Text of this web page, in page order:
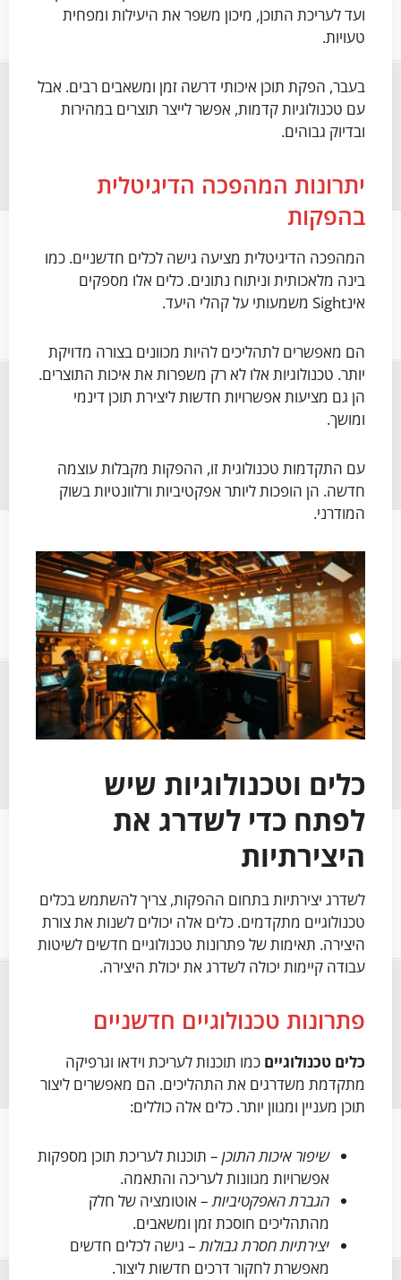
ועד לעריכת התוכן, מיכון משפר את היעילות ומפחית
טעויות.
בעבר, הפקת תוכן איכותי דרשה זמן ומשאבים רבים. אבל
עם טכנולוגיות קדמות, אפשר לייצר תוצרים במהירות
ובדיוק גבוהים.
יתרונות המהפכה הדיגיטלית
בהפקות
המהפכה הדיגיטלית מציעה גישה לכלים חדשניים. כמו
בינה מלאכותית וניתוח נתונים. כלים אלו מספקים
אינSight משמעותי על קהלי היעד.
הם מאפשרים לתהליכים להיות מכוונים בצורה מדויקת
יותר. טכנולוגיות אלו לא רק משפרות את איכות התוצרים.
הן גם מציעות אפשרויות חדשות ליצירת תוכן דינמי
ומושך.
עם התקדמות טכנולוגית זו, ההפקות מקבלות עוצמה
חדשה. הן הופכות ליותר אפקטיביות ורלוונטיות בשוק
המודרני.
כלים וטכנולוגיות שיש
לפתח כדי לשדרג את
היצירתיות
לשדרג יצירתיות בתחום ההפקות, צריך להשתמש בכלים
טכנולוגיים מתקדמים. כלים אלה יכולים לשנות את צורת
היצירה. תאימות של פתרונות טכנולוגיים חדשים לשיטות
עבודה קיימות יכולה לשדרג את יכולת היצירה.
פתרונות טכנולוגיים חדשניים
כלים טכנולוגיים כמו תוכנות לעריכת וידאו וגרפיקה
מתקדמת משדרגים את התהליכים. הם מאפשרים ליצור
תוכן מעניין ומגוון יותר. כלים אלה כוללים:
שיפור איכות התוכן – תוכנות לעריכת תוכן מספקות
אפשרויות מגוונות לעריכה והתאמה.
הגברת האפקטיביות– אוטומציה של חלק
מהתהליכים חוסכת זמן ומשאבים.
יצירתיות חסרת גבולות– גישה לכלים חדשים
מאפשרת לחקור דרכים חדשות ליצור.